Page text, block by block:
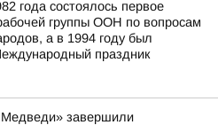
года состоялось первое
группы ООН по вопросам
а в 1994 году был
праздник
Медведи» завершили